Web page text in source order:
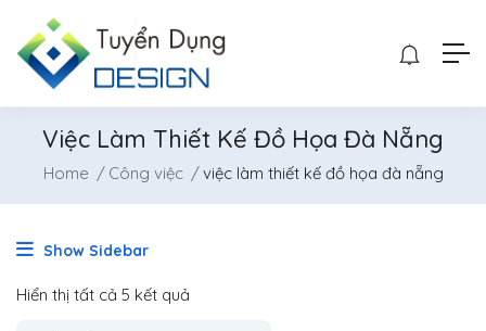
Việc Làm Thiết Kế Đồ Họa Đà Nẵng
Home Công việc việc làm thiết kế đồ họa đà nẵng
Show Sidebar
Hiển thị tất cả 5 kết quả